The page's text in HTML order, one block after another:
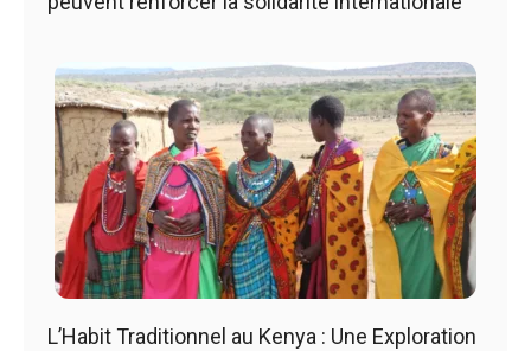
L’Habit Traditionnel au Kenya : Une Exploration